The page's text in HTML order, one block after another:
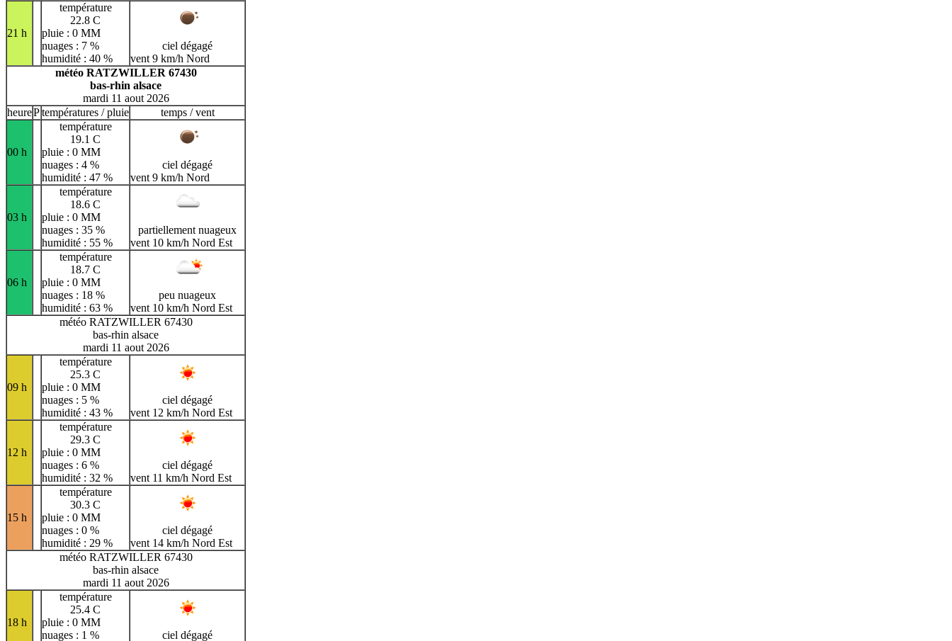
21 h
température
22.8 C
pluie : 0 MM
nuages : 7 %
humidité : 40 %
ciel dégagé
vent 9 km/h Nord
météo RATZWILLER 67430
bas-rhin alsace
mardi 11 aout 2026
heurePtempératures / pluie temps / vent
00 h
température
19.1 C
pluie : 0 MM
nuages : 4 %
humidité : 47 %
ciel dégagé
vent 9 km/h Nord
03 h
température
18.6 C
pluie : 0 MM
nuages : 35 %
humidité : 55 %
partiellement nuageux
vent 10 km/h Nord Est
06 h
température
18.7 C
pluie : 0 MM
nuages : 18 %
humidité : 63 %
peu nuageux
vent 10 km/h Nord Est
météo RATZWILLER 67430
bas-rhin alsace
mardi 11 aout 2026
09 h
température
25.3 C
pluie : 0 MM
nuages : 5 %
humidité : 43 %
ciel dégagé
vent 12 km/h Nord Est
12 h
température
29.3 C
pluie : 0 MM
nuages : 6 %
humidité : 32 %
ciel dégagé
vent 11 km/h Nord Est
15 h
température
30.3 C
pluie : 0 MM
nuages : 0 %
humidité : 29 %
ciel dégagé
vent 14 km/h Nord Est
météo RATZWILLER 67430
bas-rhin alsace
mardi 11 aout 2026
18 h
température
25.4 C
pluie : 0 MM
nuages : 1 %
ciel dégagé